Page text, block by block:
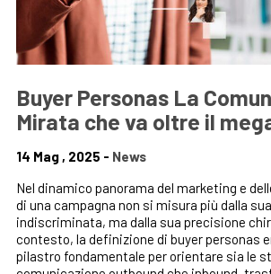
Buyer Personas La
Mirata che va oltre il
14 Mag , 2025 - News
Nel dinamico panorama del marketing e
di una campagna non si misura più dalla
indiscriminata, ma dalla sua precisione
contesto, la definizione di buyer personas
pilastro fondamentale per orientare sia le